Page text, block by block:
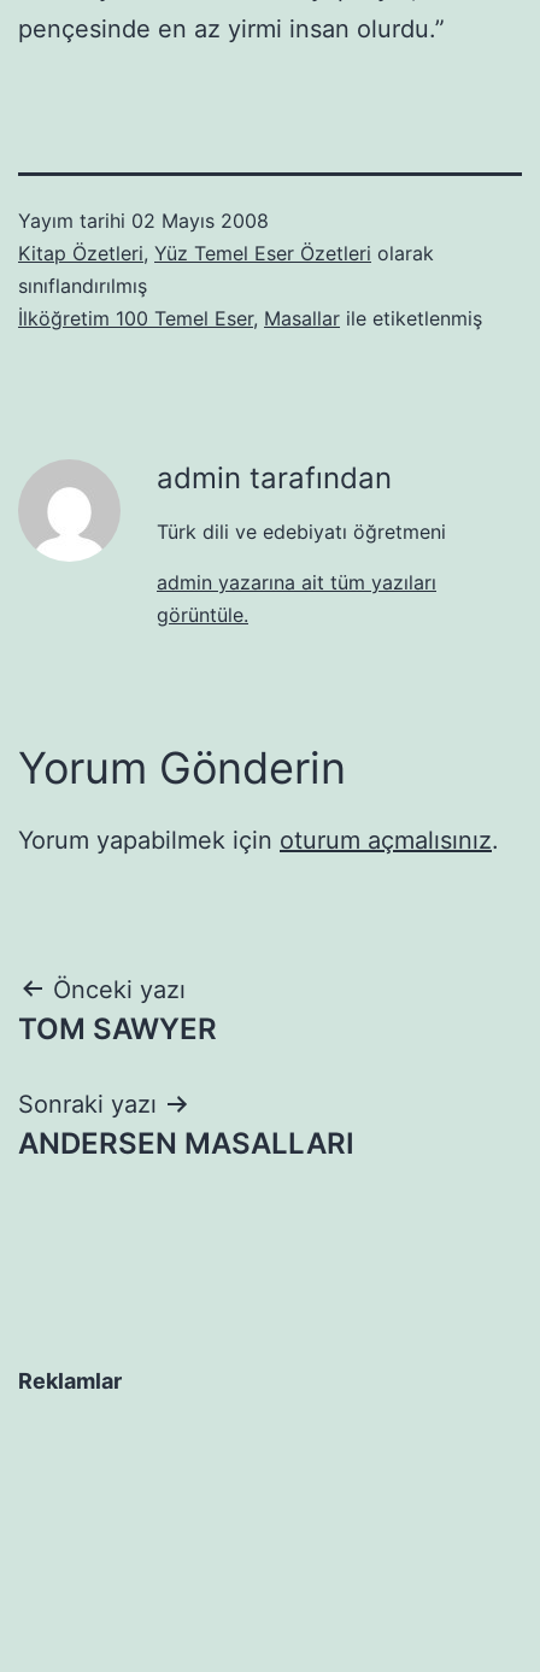
pençesinde en az yirmi insan olurdu.”
Yayım tarihi 02 Mayıs 2008
Kitap Özetleri, Yüz Temel Eser Özetleri olarak
sınıflandırılmış
İlköğretim 100 Temel Eser, Masallar ile etiketlenmiş
admin tarafından
Türk dili ve edebiyatı öğretmeni
admin yazarına ait tüm yazıları
görüntüle.
Yorum Gönderin
Yorum yapabilmek için oturum açmalısınız.
Yazı
gezinmesi
Önceki yazı
TOM SAWYER
Sonraki yazı
ANDERSEN MASALLARI
Reklamlar